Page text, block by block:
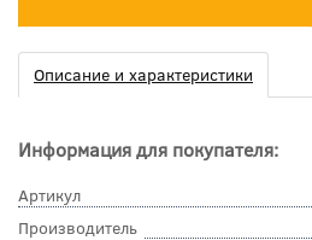
Описание и характеристики
Информация для покупателя:
Артикул
Производитель